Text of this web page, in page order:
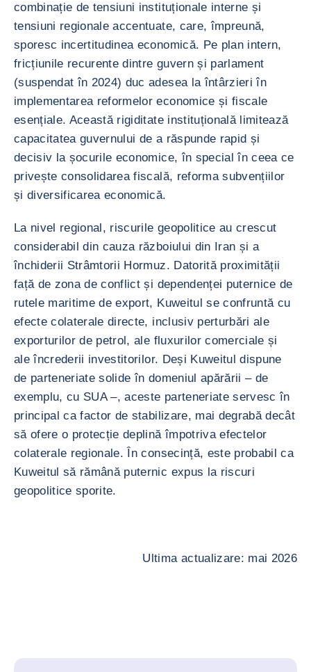
combinație de tensiuni instituționale interne și
tensiuni regionale accentuate, care, împreună,
sporesc incertitudinea economică. Pe plan intern,
fricțiunile recurente dintre guvern și parlament
(suspendat în 2024) duc adesea la întârzieri în
implementarea reformelor economice și fiscale
esențiale. Această rigiditate instituțională limitează
capacitatea guvernului de a răspunde rapid și
decisiv la șocurile economice, în special în ceea ce
privește consolidarea fiscală, reforma subvențiilor
și diversificarea economică.
La nivel regional, riscurile geopolitice au crescut
considerabil din cauza războiului din Iran și a
închiderii Strâmtorii Hormuz. Datorită proximității
față de zona de conflict și dependenței puternice de
rutele maritime de export, Kuweitul se confruntă cu
efecte colaterale directe, inclusiv perturbări ale
exporturilor de petrol, ale fluxurilor comerciale și
ale încrederii investitorilor. Deși Kuweitul dispune
de parteneriate solide în domeniul apărării – de
exemplu, cu SUA –, aceste parteneriate servesc în
principal ca factor de stabilizare, mai degrabă decât
să ofere o protecție deplină împotriva efectelor
colaterale regionale. În consecință, este probabil ca
Kuweitul să rămână puternic expus la riscuri
geopolitice sporite.
Ultima actualizare: mai 2026